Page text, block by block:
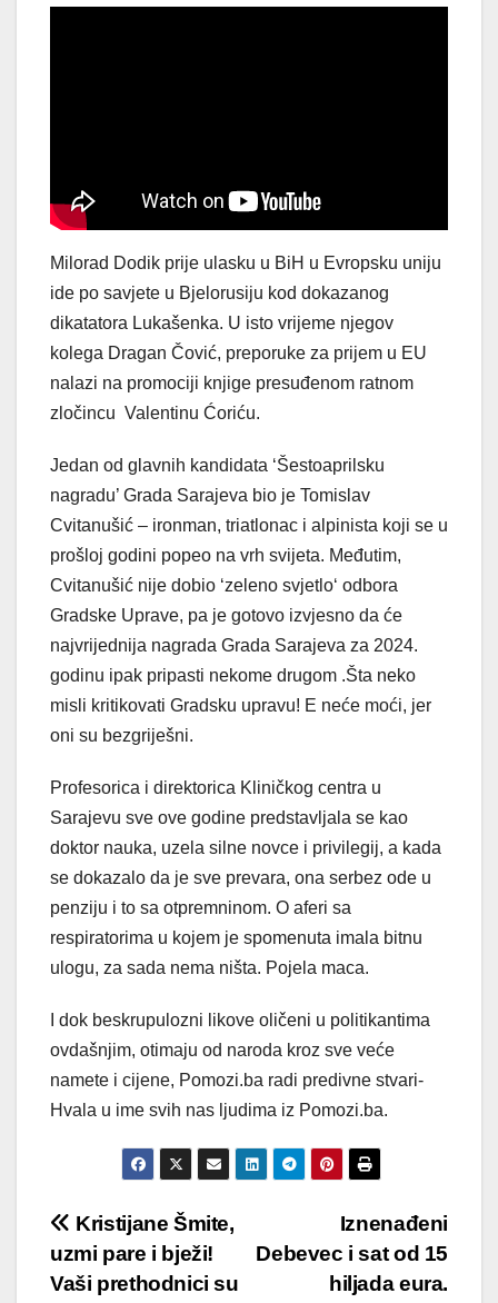
Milorad Dodik prije ulasku u BiH u Evropsku uniju
ide po savjete u Bjelorusiju kod dokazanog
dikatatora Lukašenka. U isto vrijeme njegov
kolega Dragan Čović, preporuke za prijem u EU
nalazi na promociji knjige presuđenom ratnom
zločincu Valentinu Ćoriću.
Jedan od glavnih kandidata ‘Šestoaprilsku
nagradu’ Grada Sarajeva bio je Tomislav
Cvitanušić – ironman, triatlonac i alpinista koji se u
prošloj godini popeo na vrh svijeta. Međutim,
Cvitanušić nije dobio ‘zeleno svjetlo‘ odbora
Gradske Uprave, pa je gotovo izvjesno da će
najvrijednija nagrada Grada Sarajeva za 2024.
godinu ipak pripasti nekome drugom .Šta neko
misli kritikovati Gradsku upravu! E neće moći, jer
oni su bezgriješni.
Profesorica i direktorica Kliničkog centra u
Sarajevu sve ove godine predstavljala se kao
doktor nauka, uzela silne novce i privilegij, a kada
se dokazalo da je sve prevara, ona serbez ode u
penziju i to sa otpremninom. O aferi sa
respiratorima u kojem je spomenuta imala bitnu
ulogu, za sada nema ništa. Pojela maca.
I dok beskrupulozni likove oličeni u politikantima
ovdašnjim, otimaju od naroda kroz sve veće
namete i cijene, Pomozi.ba radi predivne stvari-
Hvala u ime svih nas ljudima iz Pomozi.ba.
Post
navigation
Iznenađeni
Debevec i sat od 15
hiljada eura.
Kristijane Šmite,
uzmi pare i bježi!
Vaši prethodnici su